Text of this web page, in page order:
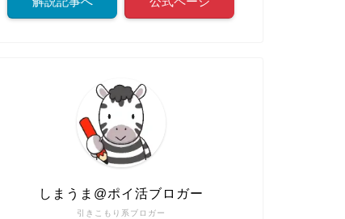
引きこもり系ブロガー
しまうま@ポイ活ブロガー